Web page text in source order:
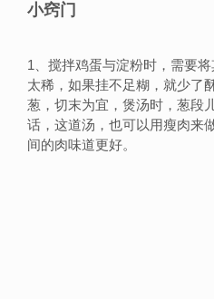
小窍门
1、搅拌鸡蛋与淀粉时，需要
太稀，如果挂不足糊，就少了
葱，切末为宜，煲汤时，葱段
话，这道汤，也可以用瘦肉来
间的肉味道更好。